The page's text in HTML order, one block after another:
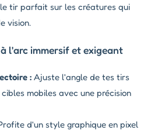
tir parfait sur les créatures qui
vision.
l'arc immersif et exigeant
: Ajuste l'angle de tes tirs
mobiles avec une précision
d'un style graphique en pixel